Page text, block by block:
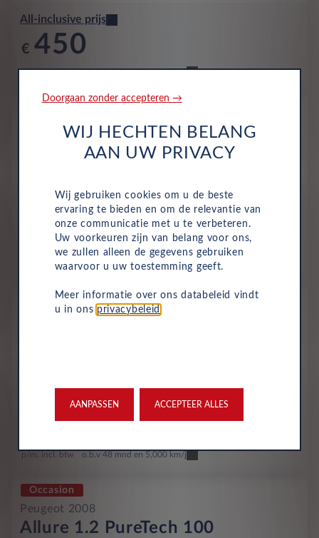
All-inclusive prijs
€ 450
p/m. incl. btw o.b.v 48 mnd en 5,000 km/j
Peugeot 2008
Style 1.2 PureTech 100
All-inclusive prijs
450
p/m. incl. btw o.b.v 48 mnd en 5,000 km/j
Occasion
Peugeot 2008
All-inclusive prijs
450
p/m. incl. btw o.b.v 48 mnd en 5,000 km/j
Occasion
Peugeot 2008
Allure 1.2 PureTech 100
Doorgaan zonder accepteren →
WIJ HECHTEN BELANG
AAN UW PRIVACY
Wij gebruiken cookies om u de beste
ervaring te bieden en om de relevantie van
onze communicatie met u te verbeteren.
Uw voorkeuren zijn van belang voor ons,
we zullen alleen de gegevens gebruiken
waarvoor u uw toestemming geeft.
Meer informatie over ons databeleid vindt
u in ons privacybeleid
AANPASSEN ACCEPTEER ALLES